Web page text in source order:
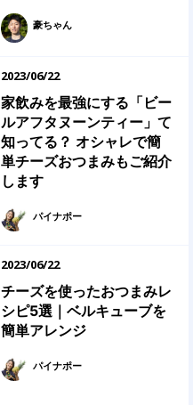
豪ちゃん
2023/06/22
家飲みを最強にする「ビー
ルアフタヌーンティー」て
知ってる？ オシャレで簡
単チーズおつまみもご紹介
します
パイナポー
2023/06/22
チーズを使ったおつまみレ
シピ5選｜ベルキューブを
簡単アレンジ
パイナポー